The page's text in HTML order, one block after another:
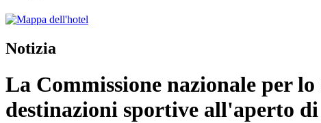
Notizia
La Commissione nazionale per
destinazioni sportive all'aperto